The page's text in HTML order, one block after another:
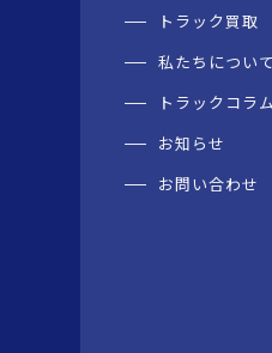
トラック買取
私たちについて
トラックコラム
お知らせ
お問い合わせ